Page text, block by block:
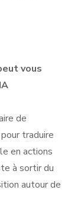
vous
de
traduire
en actions
à sortir du
autour de